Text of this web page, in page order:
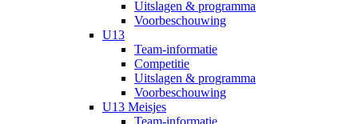
Uitslagen & programma
Voorbeschouwing
U13
Team-informatie
Competitie
Uitslagen & programma
Voorbeschouwing
U13 Meisjes
Team-informatie